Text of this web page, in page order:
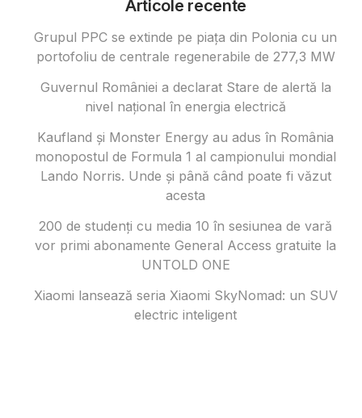
Articole recente
Grupul PPC se extinde pe piața din Polonia cu un
portofoliu de centrale regenerabile de 277,3 MW
Guvernul României a declarat Stare de alertă la
nivel național în energia electrică
Kaufland și Monster Energy au adus în România
monopostul de Formula 1 al campionului mondial
Lando Norris. Unde și până când poate fi văzut
acesta
200 de studenți cu media 10 în sesiunea de vară
vor primi abonamente General Access gratuite la
UNTOLD ONE
Xiaomi lansează seria Xiaomi SkyNomad: un SUV
electric inteligent